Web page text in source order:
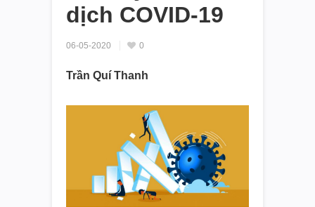
dịch COVID-19
06-05-2020 0
Trần Quí Thanh